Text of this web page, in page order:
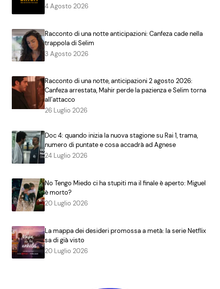
4 Agosto 2026
Racconto di una notte anticipazioni: Canfeza cade nella
trappola di Selim
3 Agosto 2026
Racconto di una notte, anticipazioni 2 agosto 2026:
Canfeza arrestata, Mahir perde la pazienza e Selim torna
all’attacco
26 Luglio 2026
Doc 4: quando inizia la nuova stagione su Rai 1, trama,
numero di puntate e cosa accadrà ad Agnese
24 Luglio 2026
No Tengo Miedo ci ha stupiti ma il finale è aperto: Miguel
è morto?
20 Luglio 2026
La mappa dei desideri promossa a metà: la serie Netflix
sa di già visto
20 Luglio 2026